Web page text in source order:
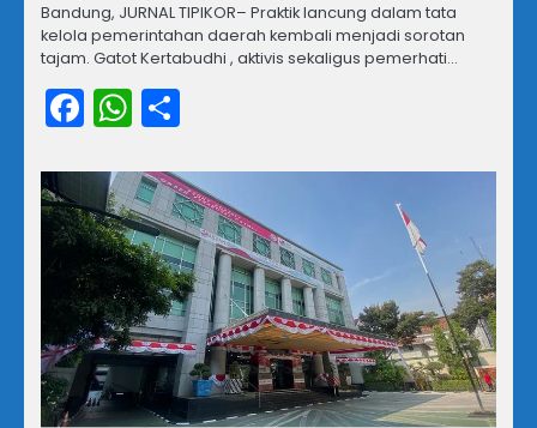
Bandung, JURNAL TIPIKOR– Praktik lancung dalam tata
kelola pemerintahan daerah kembali menjadi sorotan
tajam. Gatot Kertabudhi , aktivis sekaligus pemerhati…
Facebook
WhatsApp